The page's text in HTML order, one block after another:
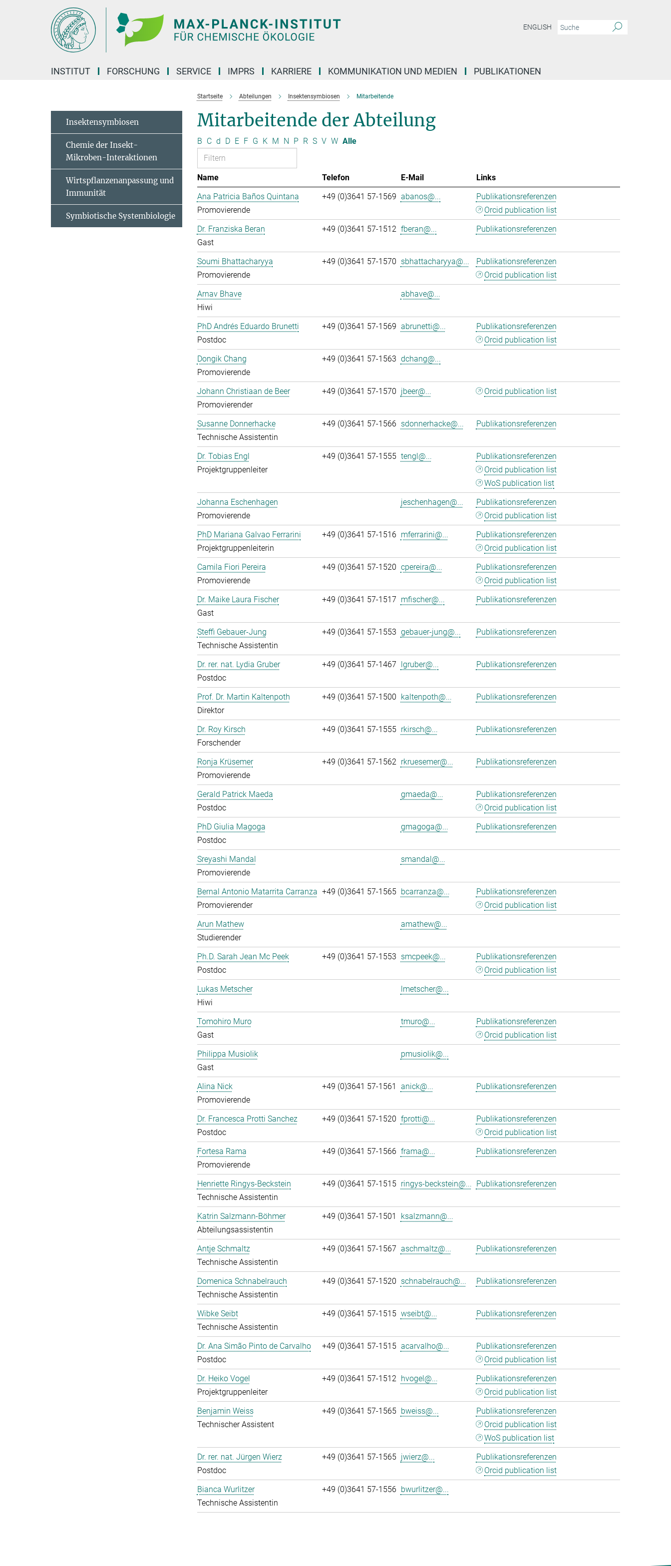
ENGLISH
INSTITUT FORSCHUNG SERVICE IMPRS KARRIERE KOMMUNIKATION UND MEDIEN PUBLIKATIONEN
Startseite Abteilungen Insektensymbiosen Mitarbeitende
Mitarbeitende der Abteilung
B C d D E F G K M N P R S V W Alle
Name Telefon E-Mail
Links
Ana Patricia Baños Quintana
Promovierende
+49 (0)3641 57-1569 abanos@...
Publikationsreferenzen
Orcid publication list
Dr. Franziska Beran
Gast
+49 (0)3641 57-1512 fberan@... Publikationsreferenzen
Soumi Bhattacharyya
Promovierende
+49 (0)3641 57-1570 sbhattacharyya@...
Publikationsreferenzen
Orcid publication list
Arnav Bhave
Hiwi
abhave@...
PhD Andrés Eduardo Brunetti
Postdoc
+49 (0)3641 57-1569 abrunetti@...
Publikationsreferenzen
Orcid publication list
Dongik Chang
Promovierende
+49 (0)3641 57-1563 dchang@...
Johann Christiaan de Beer
Promovierender
+49 (0)3641 57-1570 jbeer@... Orcid publication list
Susanne Donnerhacke
Technische Assistentin
+49 (0)3641 57-1566 sdonnerhacke@... Publikationsreferenzen
Dr. Tobias Engl
Projektgruppenleiter
+49 (0)3641 57-1555 tengl@...
Publikationsreferenzen
Orcid publication list
WoS publication list
Johanna Eschenhagen
Promovierende
jeschenhagen@...
Publikationsreferenzen
Orcid publication list
PhD Mariana Galvao Ferrarini
Projektgruppenleiterin
+49 (0)3641 57-1516 mferrarini@...
Publikationsreferenzen
Orcid publication list
Camila Fiori Pereira
Promovierende
+49 (0)3641 57-1520 cpereira@...
Publikationsreferenzen
Orcid publication list
Dr. Maike Laura Fischer
Gast
+49 (0)3641 57-1517 mfischer@... Publikationsreferenzen
Steffi Gebauer-Jung
Technische Assistentin
+49 (0)3641 57-1553 gebauer-jung@... Publikationsreferenzen
Dr. rer. nat. Lydia Gruber
Postdoc
+49 (0)3641 57-1467 lgruber@... Publikationsreferenzen
Prof. Dr. Martin Kaltenpoth
Direktor
+49 (0)3641 57-1500 kaltenpoth@... Publikationsreferenzen
Dr. Roy Kirsch
Forschender
+49 (0)3641 57-1555 rkirsch@... Publikationsreferenzen
Ronja Krüsemer
Promovierende
+49 (0)3641 57-1562 rkruesemer@... Publikationsreferenzen
Gerald Patrick Maeda
Postdoc
gmaeda@...
Publikationsreferenzen
Orcid publication list
PhD Giulia Magoga
Postdoc
gmagoga@... Publikationsreferenzen
Sreyashi Mandal
Promovierende
smandal@...
Bernal Antonio Matarrita Carranza
Promovierender
+49 (0)3641 57-1565 bcarranza@...
Publikationsreferenzen
Orcid publication list
Arun Mathew
Studierender
amathew@...
Ph.D. Sarah Jean Mc Peek
Postdoc
+49 (0)3641 57-1553 smcpeek@...
Publikationsreferenzen
Orcid publication list
Lukas Metscher
Hiwi
lmetscher@...
Tomohiro Muro
Gast
tmuro@...
Publikationsreferenzen
Orcid publication list
Philippa Musiolik
Gast
pmusiolik@...
Alina Nick
Promovierende
+49 (0)3641 57-1561 anick@... Publikationsreferenzen
Dr. Francesca Protti Sanchez
Postdoc
+49 (0)3641 57-1520 fprotti@...
Publikationsreferenzen
Orcid publication list
Fortesa Rama
Promovierende
+49 (0)3641 57-1566 frama@... Publikationsreferenzen
Henriette Ringys-Beckstein
Technische Assistentin
+49 (0)3641 57-1515 ringys-beckstein@... Publikationsreferenzen
Katrin Salzmann-Böhmer
Abteilungsassistentin
+49 (0)3641 57-1501 ksalzmann@...
Antje Schmaltz
Technische Assistentin
+49 (0)3641 57-1567 aschmaltz@... Publikationsreferenzen
Domenica Schnabelrauch
Technische Assistentin
+49 (0)3641 57-1520 schnabelrauch@... Publikationsreferenzen
Wibke Seibt
Technische Assistentin
+49 (0)3641 57-1515 wseibt@... Publikationsreferenzen
Dr. Ana Simão Pinto de Carvalho
Postdoc
+49 (0)3641 57-1515 acarvalho@...
Publikationsreferenzen
Orcid publication list
Dr. Heiko Vogel
Projektgruppenleiter
+49 (0)3641 57-1512 hvogel@...
Publikationsreferenzen
Orcid publication list
Benjamin Weiss
Technischer Assistent
+49 (0)3641 57-1565 bweiss@...
Publikationsreferenzen
Orcid publication list
WoS publication list
Dr. rer. nat. Jürgen Wierz
Postdoc
+49 (0)3641 57-1565 jwierz@...
Publikationsreferenzen
Orcid publication list
Bianca Wurlitzer
Technische Assistentin
+49 (0)3641 57-1556 bwurlitzer@...
Insektensymbiosen
Chemie der Insekt-
Mikroben-Interaktionen
Wirtspflanzenanpassung und
Immunität
Symbiotische Systembiologie